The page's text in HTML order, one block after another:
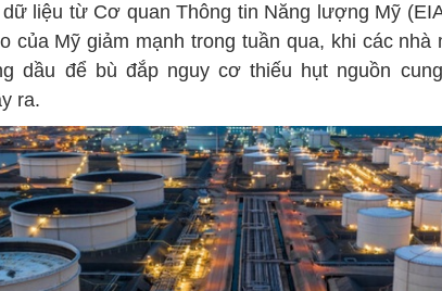
dữ liệu từ Cơ quan Thông tin Năng lượng Mỹ
của Mỹ giảm mạnh trong tuần qua, khi các nhà
dầu để bù đắp nguy cơ thiếu hụt nguồn
ra.